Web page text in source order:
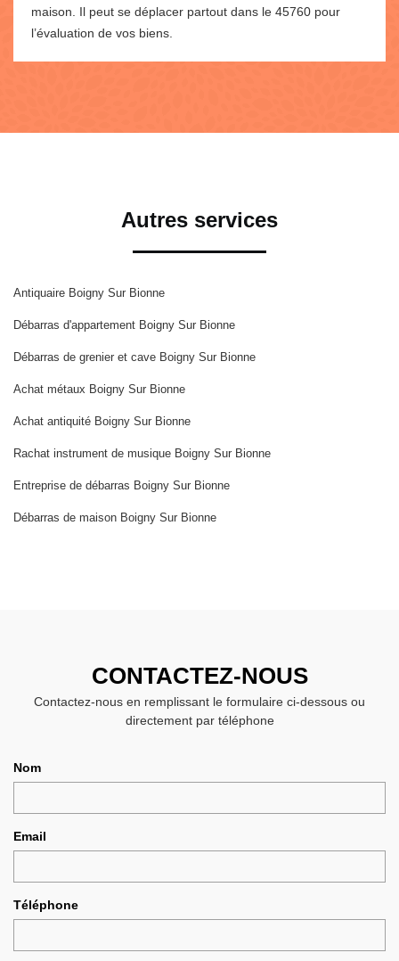
maison. Il peut se déplacer partout dans le 45760 pour
l’évaluation de vos biens.
Autres services
Antiquaire Boigny Sur Bionne
Débarras d'appartement Boigny Sur Bionne
Débarras de grenier et cave Boigny Sur Bionne
Achat métaux Boigny Sur Bionne
Achat antiquité Boigny Sur Bionne
Rachat instrument de musique Boigny Sur Bionne
Entreprise de débarras Boigny Sur Bionne
Débarras de maison Boigny Sur Bionne
CONTACTEZ-NOUS
Contactez-nous en remplissant le formulaire ci-dessous ou
directement par téléphone
Nom
Email
Téléphone